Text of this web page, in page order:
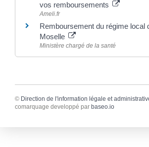
vos remboursements
Ameli.fr
Remboursement du régime local
Moselle
Ministère chargé de la santé
© Direction de l'information légale et
comarquage developpé par baseo.io